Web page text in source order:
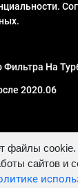
На
2020.06
Павлович.
файлы
сайтов и